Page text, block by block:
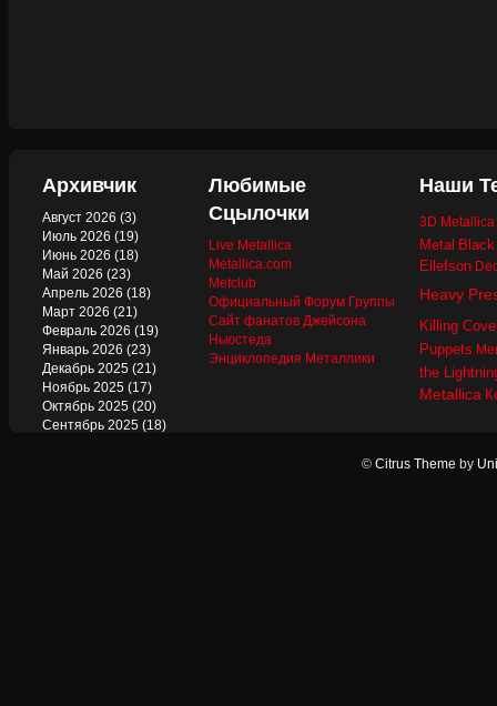
Архивчик
Август 2026 (3)
Июль 2026 (19)
Июнь 2026 (18)
Май 2026 (23)
Апрель 2026 (18)
Март 2026 (21)
Февраль 2026 (19)
Январь 2026 (23)
Декабрь 2025 (21)
Ноябрь 2025 (17)
Октябрь 2025 (20)
Сентябрь 2025 (18)
Любимые
Сцылочки
Live Metallica
Metallica.com
Metclub
Официальный Форум Группы
Сайт фанатов Джейсона
Ньюстеда
Энциклопедия Металлики
Наши
3D
Metal
Ellefson
Heavy
Killing
Puppets
the
Metallica
© Citrus Theme by